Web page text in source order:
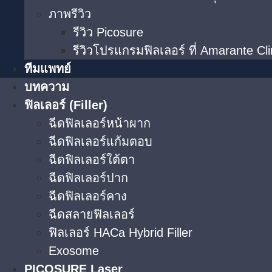
ภาพรีวิว
รีวิว Picosure
รีวิวโปรแกรมฟิลเลอร์ ที่ Amarante
ทีมแพทย์
บทความ
ฟิลเลอร์ (Filler)
ฉีดฟิลเลอร์หน้าผาก
ฉีดฟิลเลอร์แก้มตอบ
ฉีดฟิลเลอร์ใต้ตา​
ฉีดฟิลเลอร์ปาก
ฉีดฟิลเลอร์คาง
ฉีดสลายฟิลเลอร์
ฟิลเลอร์ HACa Hybrid Filler
Exosome
PICOSURE Laser